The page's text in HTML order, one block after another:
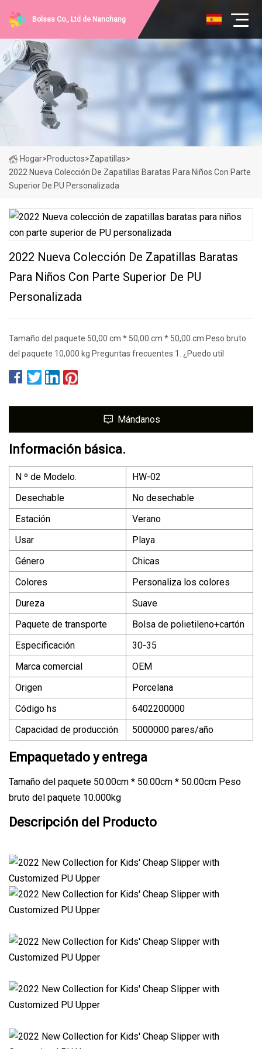
Bolsas Co., Ltd de Nanchang
Hogar>Productos>Zapatillas>
2022 Nueva Colección De Zapatillas Baratas Para Niños Con Parte
Superior De PU Personalizada
2022 Nueva Colección De Zapatillas Baratas
Para Niños Con Parte Superior De PU
Personalizada
Tamaño del paquete 50,00 cm * 50,00 cm * 50,00 cm Peso bruto
del paquete 10,000 kg Preguntas frecuentes:1. ¿Puedo util
Mándanos
Información básica.
N º de Modelo.
HW-02
Desechable
No desechable
Estación
Verano
Usar
Playa
Género
Chicas
Colores
Personaliza los colores
Dureza
Suave
Paquete de transporte
Bolsa de polietileno+cartón
Especificación
30-35
Marca comercial
OEM
Origen
Porcelana
Código hs
6402200000
Capacidad de producción
5000000 pares/año
Empaquetado y entrega
Tamaño del paquete 50.00cm * 50.00cm * 50.00cm Peso
bruto del paquete 10.000kg
Descripción del Producto